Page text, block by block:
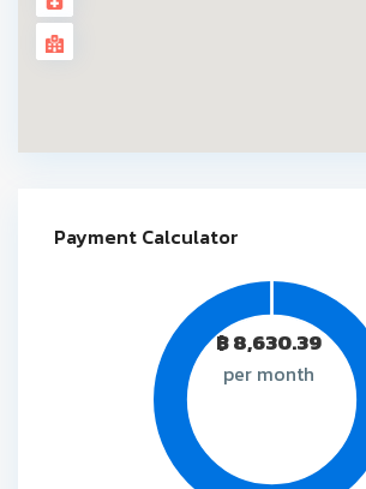
Payment Calculator
฿8,630.39
per month